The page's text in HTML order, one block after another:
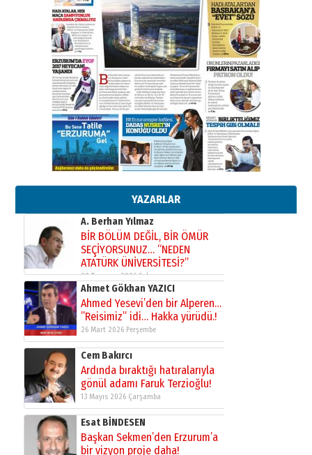
YAZARLAR
Kadir SABUNCUOĞLU
Erzurumspor’un köşe taşları
29 Haziran 2026 Pazartesi
Kenan GÜLERCİ
Murat Şahsuvaroğlu ERKON’da
çıtayı yukarı taşırken,
yönetimdekiler aşağı
çekmemeli!
17 Şubat 2026 SalıOrhan BOZKURT
Bir fotoğraf, bir şehir, bir
A. Berhan Yılmaz
BİR BÖLÜM DEĞİL, BİR ÖMÜR
SEÇİYORSUNUZ… “NEDEN
ATATÜRK ÜNİVERSİTESİ?”
28 Temmuz 2026 Salı
Ahmet Gökhan YAZICI
Ahmed Yesevi’den bir Alperen…
”Reisimiz” idi… Hakka yürüdü.!
26 Mart 2026 Perşembe
Cem Bakırcı
Ardında bıraktığı hatıralarıyla
gönül adamı Faruk Terzioğlu!
13 Mayıs 2026 Çarşamba
Esat BİNDESEN
Başkan Sekmen’den Erzurum’a
bir vizyon proje daha!